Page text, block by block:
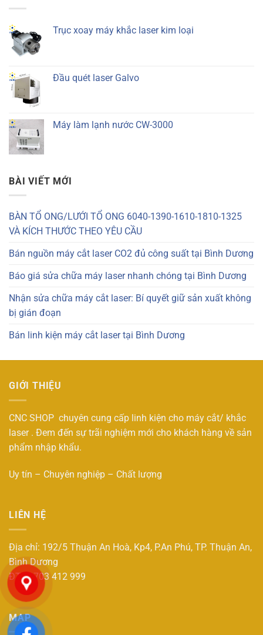
Trục xoay máy khắc laser kim loại
Đầu quét laser Galvo
Máy làm lạnh nước CW-3000
BÀI VIẾT MỚI
BÀN TỔ ONG/LƯỚI TỔ ONG 6040-1390-1610-1810-1325
VÀ KÍCH THƯỚC THEO YÊU CẦU
Bán nguồn máy cắt laser CO2 đủ công suất tại Bình Dương
Báo giá sửa chữa máy laser nhanh chóng tại Bình Dương
Nhận sửa chữa máy cắt laser: Bí quyết giữ sản xuất không
bị gián đoạn
Bán linh kiện máy cắt laser tại Bình Dương
GIỚI THIỆU
CNC SHOP chuyên cung cấp linh kiện cho máy cắt/ khắc
laser . Đem đến sự trãi nghiệm mới cho khách hàng về sản
phẩm nhập khẩu.
Uy tín – Chuyên nghiệp – Chất lượng
LIÊN HỆ
Địa chỉ: 192/5 Thuận An Hoà, Kp4, P.An Phú, TP. Thuận An,
Bình Dương
ĐT : 0703 412 999
MAP